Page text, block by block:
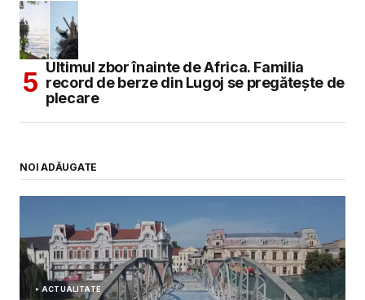
Ultimul zbor înainte de Africa. Familia
record de berze din Lugoj se pregătește de
plecare
NOI ADĂUGATE
ACTUALITATE